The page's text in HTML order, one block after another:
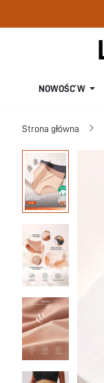
NOWOŚĆ W
Strona główna